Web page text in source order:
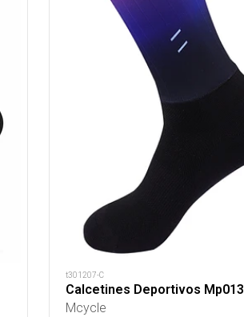
t301207-C
Calcetines Deportivos Mp013
Mcycle